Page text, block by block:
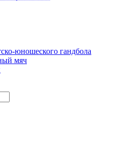
юношеского гандбола
мяч